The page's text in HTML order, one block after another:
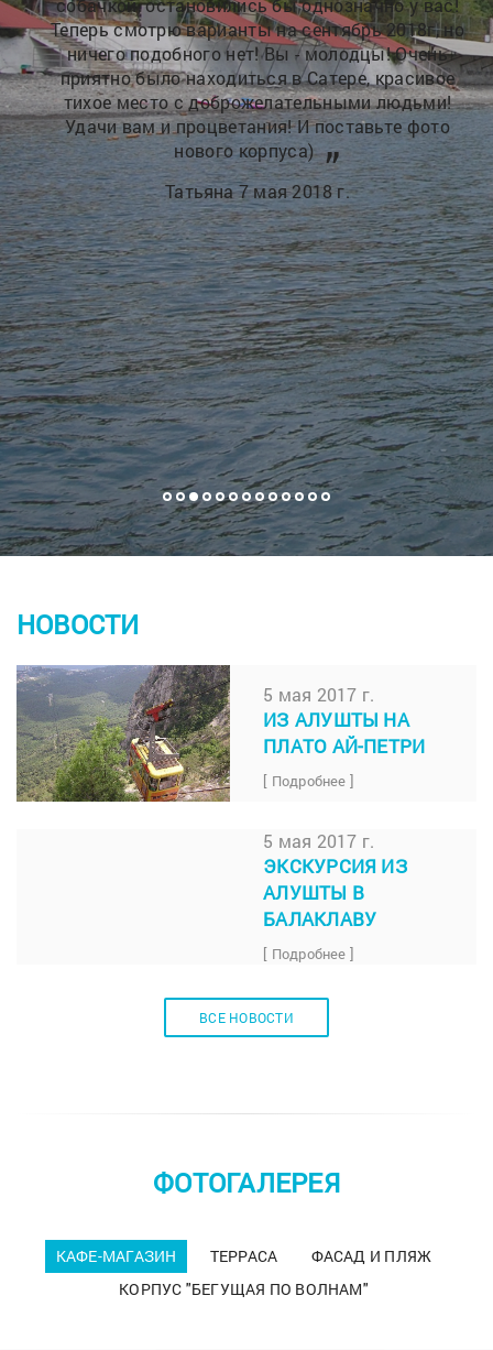
НОВОСТИ
5 мая 2017 г.
ИЗ АЛУШТЫ НА
ПЛАТО АЙ-ПЕТРИ
[ Подробнее ]
5 мая 2017 г.
ЭКСКУРСИЯ ИЗ
АЛУШТЫ В
БАЛАКЛАВУ
[ Подробнее ]
ВСЕ НОВОСТИ
ФОТОГАЛЕРЕЯ
КАФЕ-МАГАЗИН ТЕРРАСА
ФАСАД И ПЛЯЖ
КОРПУС "БЕГУЩАЯ ПО ВОЛНАМ"